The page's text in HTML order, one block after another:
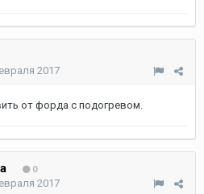
2017
от форда с подогревом.
0
2017